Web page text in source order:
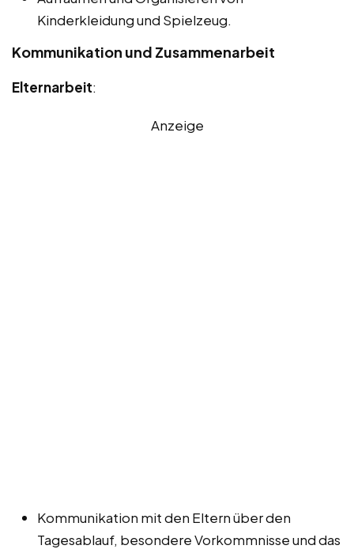
Kinderkleidung und Spielzeug.
Kommunikation und Zusammenarbeit
Elternarbeit:
Anzeige
Kommunikation mit den Eltern über den
Tagesablauf, besondere Vorkommnisse und das